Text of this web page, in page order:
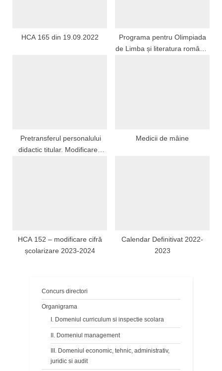
HCA 165 din 19.09.2022
Programa pentru Olimpiada
de Limba și literatura română,
Pretransferul personalului
didactic titular. Modificarea
Medicii de mâine
HCA 152 – modificare cifră
școlarizare 2023-2024
Calendar Definitivat 2022-
2023
Concurs directori
Organigrama
I. Domeniul curriculum si inspectie scolara
II. Domeniul management
III. Domeniul economic, tehnic, administrativ,
juridic si audit